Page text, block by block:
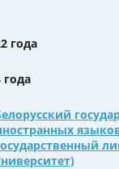
года
года